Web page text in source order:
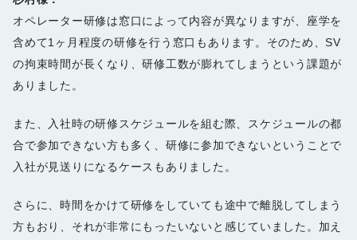
オペレーター研修は窓口によって内容が異なりますが、座学を
含めて1ヶ月程度の研修を行う窓口もあります。そのため、SV
の拘束時間が長くなり、研修工数が膨れてしまうという課題が
ありました。
また、入社時の研修スケジュールを組む際、スケジュールの都
合で参加できない方も多く、研修に参加できないということで
入社が見送りになるケースもありました。
さらに、時間をかけて研修をしていても途中で離脱してしまう
方もおり、それが非常にもったいないと感じていました。加え